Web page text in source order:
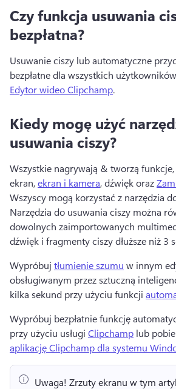
Czy funkcja usuwania
bezpłatna?
Usuwanie ciszy lub automatyczne
bezpłatne dla wszystkich użytkowników
Edytor wideo Clipchamp.
Kiedy mogę użyć
usuwania ciszy?
Wszystkie nagrywają & tworzą
ekran, ekran i kamera, dźwięk oraz
Narzędzia do usuwania ciszy można
dowolnych zaimportowanych
dźwięk i fragmenty ciszy dłuższe niż 3
Wypróbuj tłumienie szumu w innym
obsługiwanym przez sztuczną
kilka sekund przy użyciu funkcji
Wypróbuj bezpłatnie funkcję
przy użyciu usługi Clipchamp lub
aplikację Clipchamp dla systemu
Uwaga! Zrzuty ekranu w tym